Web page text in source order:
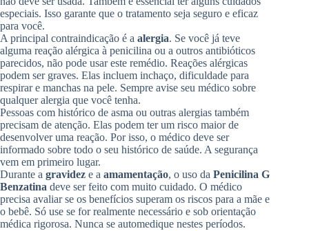
especiais. Isso garante que o tratamento seja seguro e eficaz
para você.
A principal contraindicação é a alergia. Se você já teve
alguma reação alérgica à penicilina ou a outros antibióticos
parecidos, não pode usar este remédio. Reações alérgicas
podem ser graves. Elas incluem inchaço, dificuldade para
respirar e manchas na pele. Sempre avise seu médico sobre
qualquer alergia que você tenha.
Pessoas com histórico de asma ou outras alergias também
precisam de atenção. Elas podem ter um risco maior de
desenvolver uma reação. Por isso, o médico deve ser
informado sobre todo o seu histórico de saúde. A segurança
vem em primeiro lugar.
Durante a gravidez e a amamentação, o uso da Penicilina G
Benzatina deve ser feito com muito cuidado. O médico
precisa avaliar se os benefícios superam os riscos para a mãe e
o bebê. Só use se for realmente necessário e sob orientação
médica rigorosa. Nunca se automedique nestes períodos.